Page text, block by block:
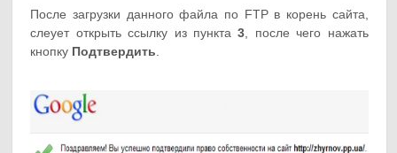
После загрузки данного файла по FTP в корень сайта,
слеует открыть ссылку из пункта3 , после чего нажать
кнопку Подтвердить